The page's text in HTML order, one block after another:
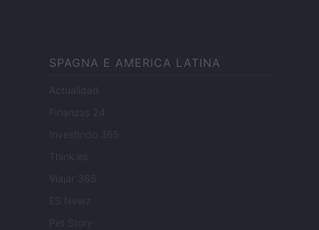
SPAGNA E AMERICA LATINA
Actualidad
Finanzas 24
Investindo 365
Think.es
Viajar 365
ES Newz
Pet Story